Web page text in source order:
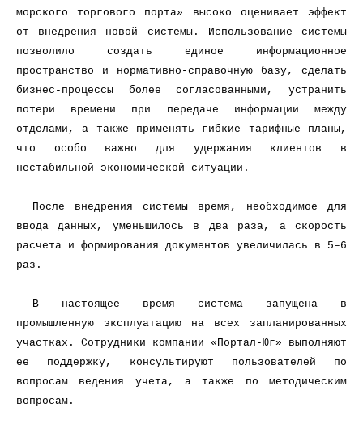
морского торгового порта» высоко оценивает эффект
от внедрения новой системы. Использование системы
позволило создать единое информационное
пространство и нормативно-справочную базу, сделать
бизнес-процессы более согласованными, устранить
потери времени при передаче информации между
отделами, а также применять гибкие тарифные планы,
что особо важно для удержания клиентов в
нестабильной экономической ситуации.
После внедрения системы время, необходимое для
ввода данных, уменьшилось в два раза, а скорость
расчета и формирования документов увеличилась в 5–6
раз.
В настоящее время система запущена в
промышленную эксплуатацию на всех запланированных
участках. Сотрудники компании «Портал-Юг» выполняют
ее поддержку, консультируют пользователей по
вопросам ведения учета, а также по методическим
вопросам.